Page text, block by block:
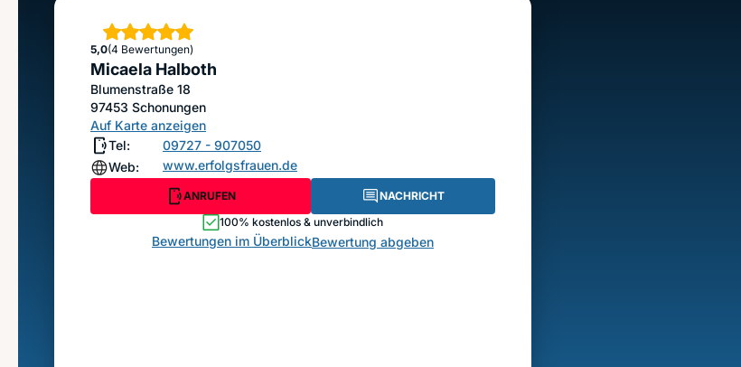
5,0
Sterne
(4 Bewertungen)
Micaela Halboth
Blumenstraße 18
97453 Schonungen
Auf Karte anzeigen
Tel:
09727 - 907050
Web:
www.erfolgsfrauen.de
ANRUFEN
NACHRICHT
100% kostenlos & unverbindlich
Bewertungen im ÜberblickBewertung abgeben